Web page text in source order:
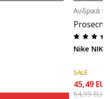
Nike NIKE
Ανδρικά
SALE
45,49 EUR
64,99EUR